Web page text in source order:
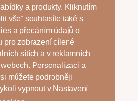
Kontakty
607 098 566
Anna Ružičková
IČ: 10668365
CZ9359083195
a produkty. Kliknutím
vše“ souhlasíte také s
a předáním údajů o
pro zobrazení cílené
sítích a v reklamních
Personalizaci a
můžete podrobněji
vypnout v Nastavení